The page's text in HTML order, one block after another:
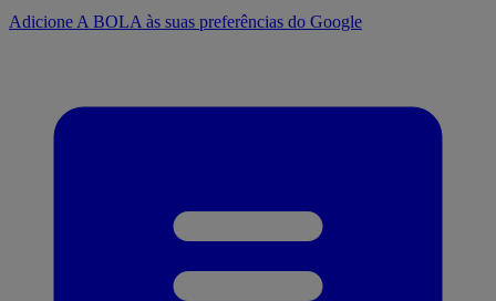
Adicione A BOLA às suas preferências do Google